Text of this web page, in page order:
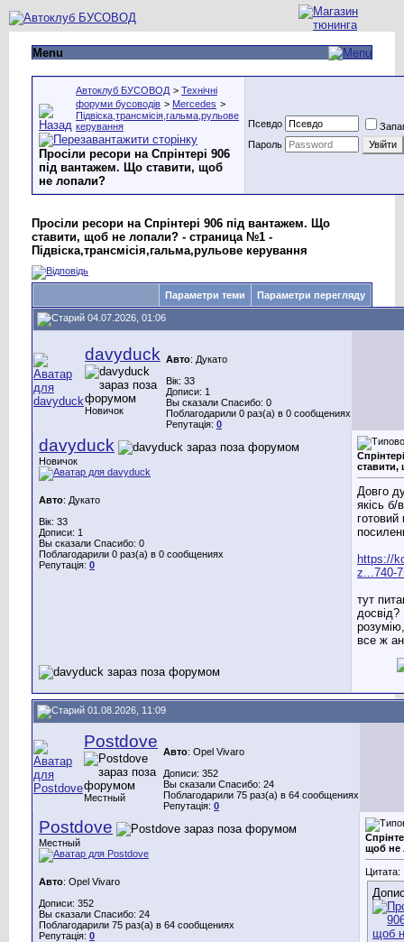
Menu
Автоклуб БУСОВОД > Технічні
форуми бусоводів > Mercedes >
Підвіска,трансмісія,гальма,рульове
керування
Просіли ресори на Спрінтері 906
під вантажем. Що ставити, щоб
не лопали?
Псевдо
Пароль
Просіли ресори на Спрінтері 906 під вантажем. Що
ставити, щоб не лопали? - страница №1 -
Підвіска,трансмісія,гальма,рульове керування
Параметри теми Параметри перегляду
04.07.2026, 01:06
davyduck
Новичок
Авто: Дукато
Вік: 33
Дописи: 1
Вы сказали Спасибо: 0
Поблагодарили 0 раз(а) в 0 сообщениях
Репутація: 0
davyduck
Новичок
Авто: Дукато
Вік: 33
Дописи: 1
Вы сказали Спасибо: 0
Поблагодарили 0 раз(а) в 0 сообщениях
Репутація: 0
Довго
якісь б/
https://
z...740-
тут
все ж
01.08.2026, 11:09
Postdove
Местный
Авто: Opel Vivaro
Дописи: 352
Вы сказали Спасибо: 24
Поблагодарили 75 раз(а) в 64 сообщениях
Репутація: 0
Postdove
Местный
Авто: Opel Vivaro
Дописи: 352
Вы сказали Спасибо: 24
Поблагодарили 75 раз(а) в 64 сообщениях
Репутація: 0
щоб не
Цитата: